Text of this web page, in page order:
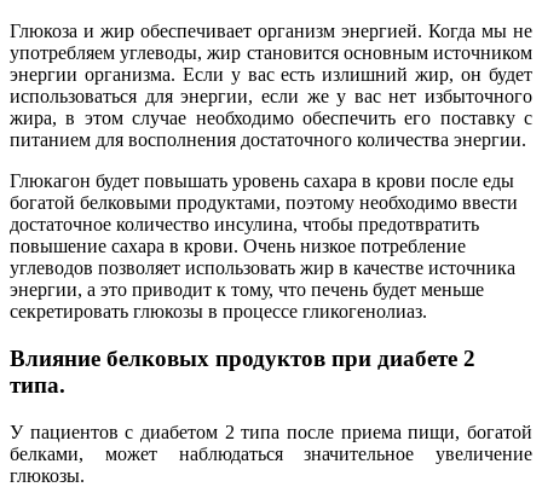
Глюкоза и жир обеспечивает организм энергией. Когда мы не
употребляем углеводы, жир становится основным источником
энергии организма. Если у вас есть излишний жир, он будет
использоваться для энергии, если же у вас нет избыточного
жира, в этом случае необходимо обеспечить его поставку с
питанием для восполнения достаточного количества энергии.
Глюкагон будет повышать уровень сахара в крови после еды
богатой белковыми продуктами, поэтому необходимо ввести
достаточное количество инсулина, чтобы предотвратить
повышение сахара в крови. Очень низкое потребление
углеводов позволяет использовать жир в качестве источника
энергии, а это приводит к тому, что печень будет меньше
секретировать глюкозы в процессе гликогенолиаз.
Влияние белковых продуктов при диабете 2
типа.
У пациентов с диабетом 2 типа после приема пищи, богатой
белками, может наблюдаться значительное увеличение
глюкозы.